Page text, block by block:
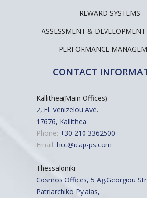
REWARD SYSTEMS
ASSESSMENT & DEVELOPMENT
PERFORMANCE
CONTACT
Kallithea(Main Offices)
2, El. Venizelou Ave.
17676, Kallithea
Phone: +30 210 3362500
Email: hcc@icap-ps.com
Thessaloniki
Cosmos Offices, 5 Ag.Georgiou
Patriarchiko Pylaias,